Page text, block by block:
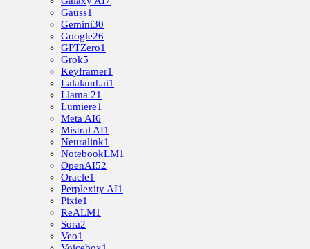
Gauss1
Gemini30
Google26
GPTZero1
Grok5
Keyframer1
Lalaland.ai1
Llama 21
Lumiere1
Meta AI6
Mistral AI1
Neuralink1
NotebookLM1
OpenAI52
Oracle1
Perplexity AI1
Pixie1
ReALM1
Sora2
Veo1